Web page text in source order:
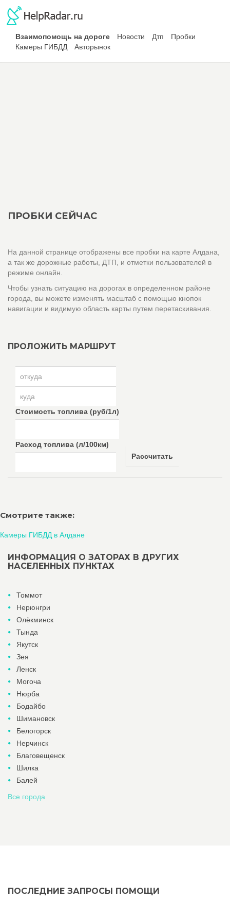
Взаимопомощь на дороге Новости Дтп
Пробки
Камеры ГИБДД
Авторынок
ПРОБКИ СЕЙЧАС
На данной странице отображены все пробки на карте Алдана,
а так же дорожные работы, ДТП, и отметки пользователей в
режиме онлайн.
Чтобы узнать ситуацию на дорогах в определенном районе
города, вы можете изменять масштаб с помощью кнопок
навигации и видимую область карты путем перетаскивания.
ПРОЛОЖИТЬ МАРШРУТ
Стоимость топлива (руб/1л)
Расход топлива (л/100км)
Рассчитать
Смотрите также:
Камеры ГИБДД в Алдане
ИНФОРМАЦИЯ О ЗАТОРАХ В ДРУГИХ
НАСЕЛЕННЫХ ПУНКТАХ
Томмот
Нерюнгри
Олёкминск
Тында
Якутск
Зея
Ленск
Могоча
Нюрба
Бодайбо
Шимановск
Белогорск
Нерчинск
Благовещенск
Шилка
Балей
Все города
ПОСЛЕДНИЕ ЗАПРОСЫ ПОМОЩИ